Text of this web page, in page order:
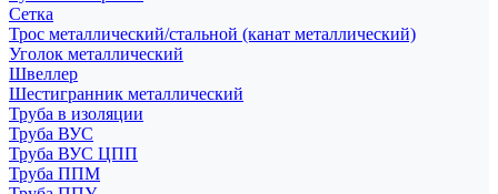
Сетка
Трос металлический/стальной (канат металлический)
Уголок металлический
Швеллер
Шестигранник металлический
Труба в изоляции
Труба ВУС
Труба ВУС ЦПП
Труба ППМ